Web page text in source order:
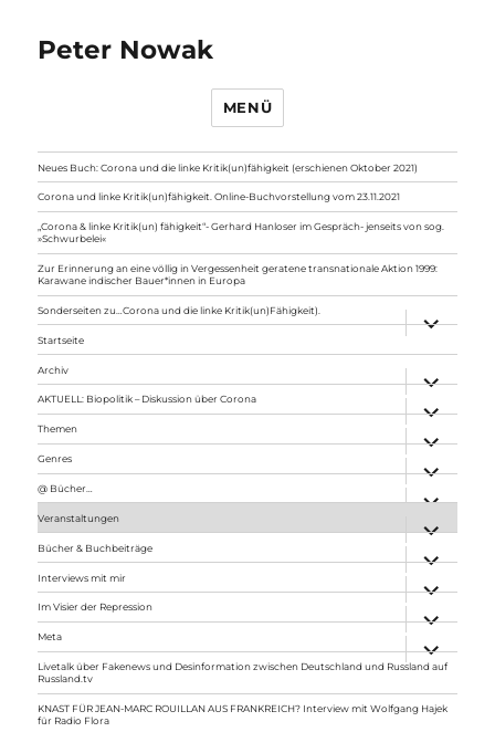
Peter Nowak
MENÜ
Neues Buch: Corona und die linke Kritik(un)fähigkeit (erschienen Oktober 2021)
Corona und linke Kritik(un)fähigkeit. Online-Buchvorstellung vom 23.11.2021
„Corona & linke Kritik(un) fähigkeit“- Gerhard Hanloser im Gespräch- jenseits von sog.
»Schwurbelei«
Zur Erinnerung an eine völlig in Vergessenheit geratene transnationale Aktion 1999:
Karawane indischer Bauer*innen in Europa
Sonderseiten zu…Corona und die linke Kritik(un)Fähigkeit).
anzeigen
Startseite
Archiv
anzeigen
AKTUELL: Biopolitik – Diskussion über Corona
anzeigen
Themen
anzeigen
Genres
anzeigen
@ Bücher…
Veranstaltungen
anzeigen
Bücher & Buchbeiträge
anzeigen
Interviews mit mir
anzeigen
Im Visier der Repression
anzeigen
Meta
anzeigen
Livetalk über Fakenews und Desinformation zwischen Deutschland und Russland auf
Russland.tv
KNAST FÜR JEAN-MARC ROUILLAN AUS FRANKREICH? Interview mit Wolfgang Hajek
für Radio Flora